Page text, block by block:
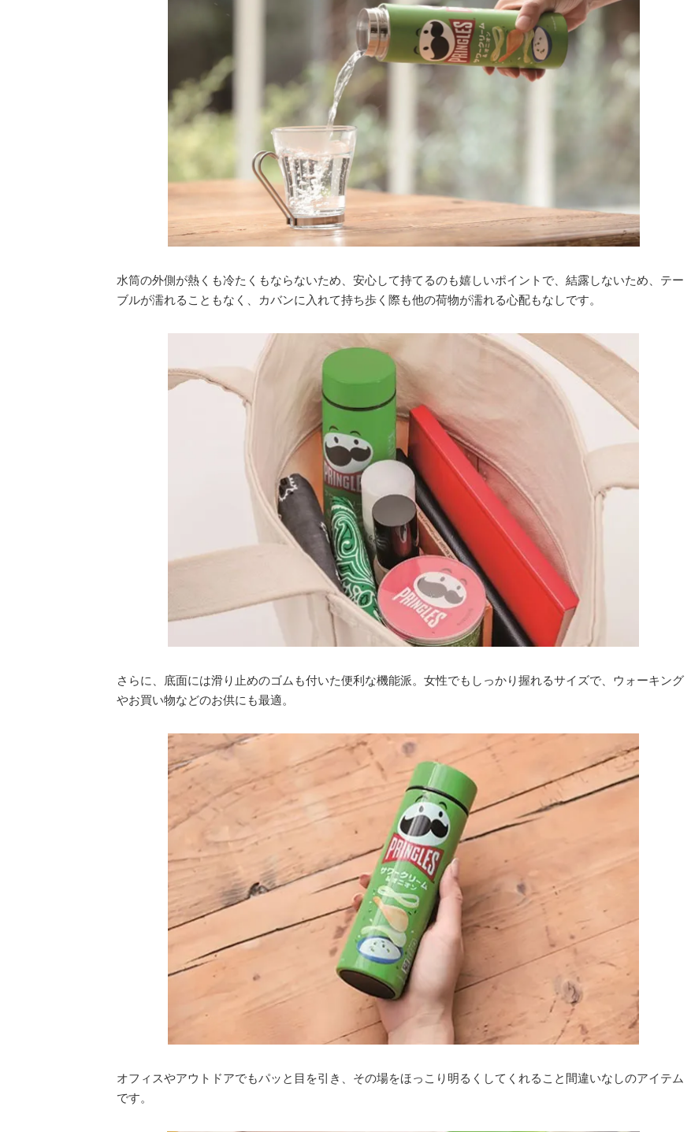
水筒の外側が熱くも冷たくもならないため、安心して持てるのも嬉しいポイントで、結露しないため、テー
ブルが濡れることもなく、カバンに入れて持ち歩く際も他の荷物が濡れる心配もなしです。
さらに、底面には滑り止めのゴムも付いた便利な機能派。女性でもしっかり握れるサイズで、ウォーキング
やお買い物などのお供にも最適。
オフィスやアウトドアでもパッと目を引き、その場をほっこり明るくしてくれること間違いなしのアイテム
です。